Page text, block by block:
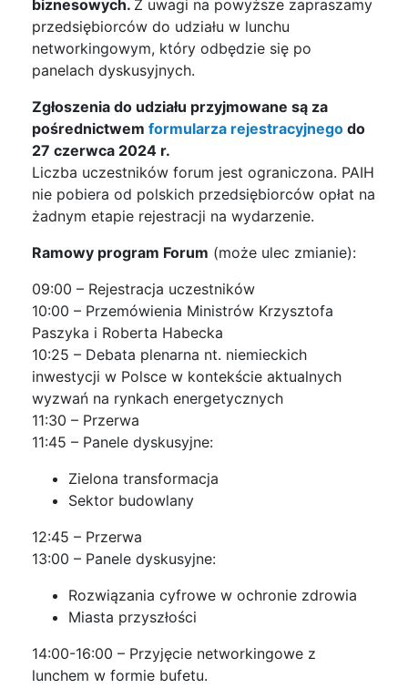
biznesowych. Z uwagi na powyższe zapraszamy
przedsiębiorców do udziału w lunchu
networkingowym, który odbędzie się po
panelach dyskusyjnych.
Zgłoszenia do udziału przyjmowane są za
pośrednictwem formularza rejestracyjnego do
27 czerwca 2024 r.
Liczba uczestników forum jest ograniczona. PAIH
nie pobiera od polskich przedsiębiorców opłat na
żadnym etapie rejestracji na wydarzenie.
Ramowy program Forum (może ulec zmianie):
09:00 – Rejestracja uczestników
10:00 – Przemówienia Ministrów Krzysztofa
Paszyka i Roberta Habecka
10:25 – Debata plenarna nt. niemieckich
inwestycji w Polsce w kontekście aktualnych
wyzwań na rynkach energetycznych
11:30 – Przerwa
11:45 – Panele dyskusyjne:
Zielona transformacja
Sektor budowlany
12:45 – Przerwa
13:00 – Panele dyskusyjne:
Rozwiązania cyfrowe w ochronie zdrowia
Miasta przyszłości
14:00-16:00 – Przyjęcie networkingowe z
lunchem w formie bufetu.